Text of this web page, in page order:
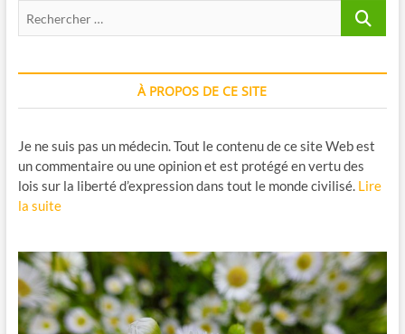
:
recherches
À PROPOS DE CE SITE
Je ne suis pas un médecin. Tout le contenu de ce site Web est
un commentaire ou une opinion et est protégé en vertu des
lois sur la liberté d’expression dans tout le monde civilisé. Lire
la suite